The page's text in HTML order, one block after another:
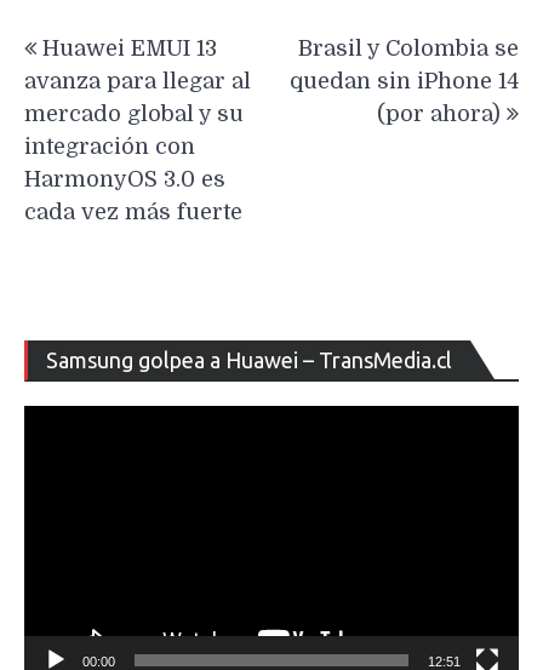
de
entradas
Huawei EMUI 13
avanza para llegar al
mercado global y su
integración con
HarmonyOS 3.0 es
cada vez más fuerte
Brasil y Colombia se
quedan sin iPhone 14
(por ahora)
Samsung golpea a Huawei – TransMedia.cl
de
00:00 12:51